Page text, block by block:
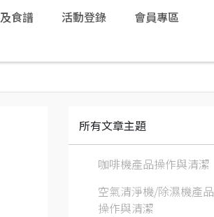
食譜 活動登錄
會員專區
所有文章主題
咖啡機產品操作與清潔
空氣清淨機/除濕機產品
操作與清潔